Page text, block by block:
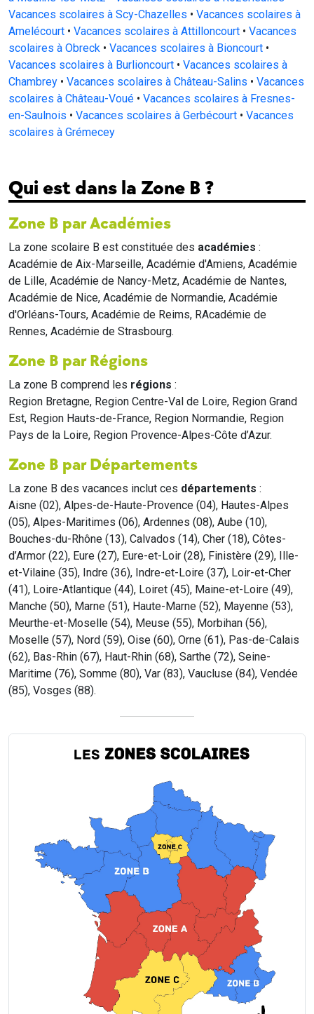
Vacances scolaires à Scy-Chazelles • Vacances scolaires à
Amelécourt • Vacances scolaires à Attilloncourt • Vacances
scolaires à Obreck • Vacances scolaires à Bioncourt •
Vacances scolaires à Burlioncourt • Vacances scolaires à
Chambrey • Vacances scolaires à Château-Salins • Vacances
scolaires à Château-Voué • Vacances scolaires à Fresnes-
en-Saulnois • Vacances scolaires à Gerbécourt • Vacances
scolaires à Grémecey
Qui est dans la Zone B ?
Zone B par Académies
La zone scolaire B est constituée des académies :
Académie de Aix-Marseille, Académie d'Amiens, Académie
de Lille, Académie de Nancy-Metz, Académie de Nantes,
Académie de Nice, Académie de Normandie, Académie
d'Orléans-Tours, Académie de Reims, RAcadémie de
Rennes, Académie de Strasbourg.
Zone B par Régions
La zone B comprend les régions :
Region Bretagne, Region Centre-Val de Loire, Region Grand
Est, Region Hauts-de-France, Region Normandie, Region
Pays de la Loire, Region Provence-Alpes-Côte d’Azur.
Zone B par Départements
La zone B des vacances inclut ces départements :
Aisne (02), Alpes-de-Haute-Provence (04), Hautes-Alpes
(05), Alpes-Maritimes (06), Ardennes (08), Aube (10),
Bouches-du-Rhône (13), Calvados (14), Cher (18), Côtes-
d’Armor (22), Eure (27), Eure-et-Loir (28), Finistère (29), Ille-
et-Vilaine (35), Indre (36), Indre-et-Loire (37), Loir-et-Cher
(41), Loire-Atlantique (44), Loiret (45), Maine-et-Loire (49),
Manche (50), Marne (51), Haute-Marne (52), Mayenne (53),
Meurthe-et-Moselle (54), Meuse (55), Morbihan (56),
Moselle (57), Nord (59), Oise (60), Orne (61), Pas-de-Calais
(62), Bas-Rhin (67), Haut-Rhin (68), Sarthe (72), Seine-
Maritime (76), Somme (80), Var (83), Vaucluse (84), Vendée
(85), Vosges (88).